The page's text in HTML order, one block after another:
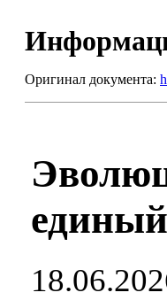
Оригинал документа: